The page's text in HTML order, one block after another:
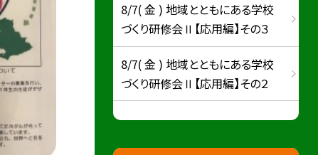
8/7( 金 ) 地域とともにある学校
づくり研修会Ⅱ【応用編】その３
8/7( 金 ) 地域とともにある学校
づくり研修会Ⅱ【応用編】その２